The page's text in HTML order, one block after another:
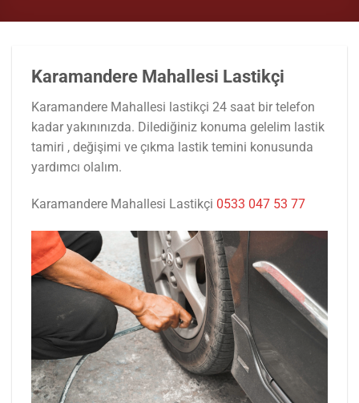
Karamandere Mahallesi Lastikçi
Karamandere Mahallesi lastikçi 24 saat bir telefon
kadar yakınınızda. Dilediğiniz konuma gelelim lastik
tamiri , değişimi ve çıkma lastik temini konusunda
yardımcı olalım.
Karamandere Mahallesi Lastikçi 0533 047 53 77